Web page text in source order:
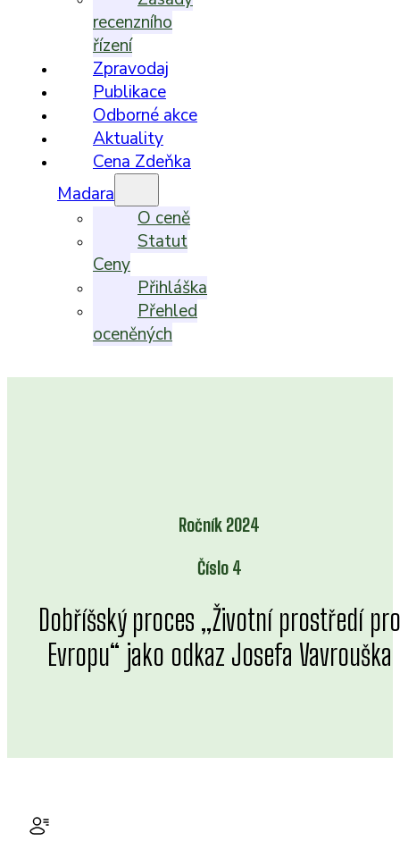
recenzního
řízení
Zpravodaj
Publikace
Odborné akce
Aktuality
Cena Zdeňka
Madara
O ceně
Statut
Ceny
Přihláška
Přehled
oceněných
Ročník 2024
Číslo 4
Dobříšský proces „Životní prostředí pro
Evropu“ jako odkaz Josefa Vavrouška